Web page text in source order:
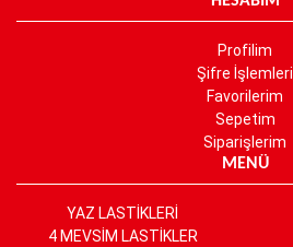
Profilim
Şifre İşlemleri
Favorilerim
Sepetim
Siparişlerim
MENÜ
YAZ LASTİKLERİ
4 MEVSİM LASTİKLER